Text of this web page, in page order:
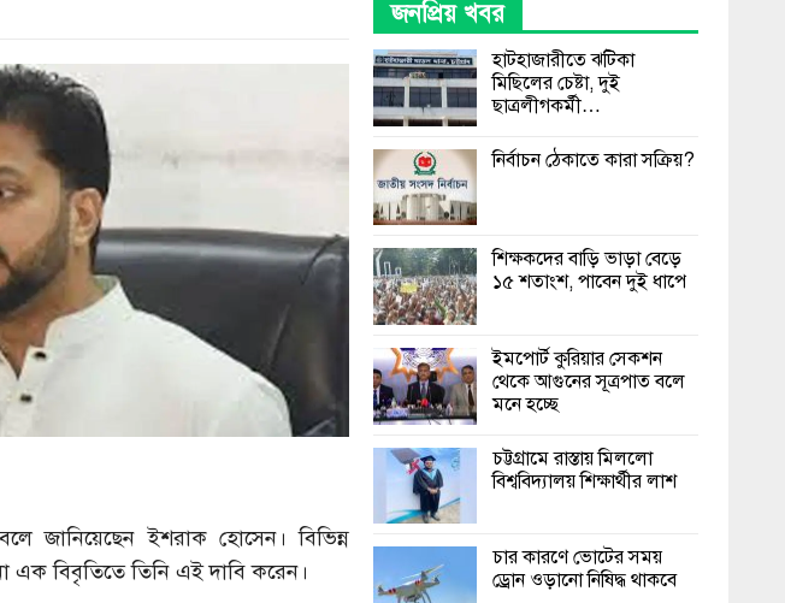
জানিয়েছেন ইশরাক হোসেন। বিভিন্ন
এক বিবৃতিতে তিনি এই দাবি করেন।
জনপ্রিয় খবর
হাটহাজারীতে ঝটিকা
মিছিলের চেষ্টা, দুই
ছাত্রলীগকর্মী…
নির্বাচন ঠেকাতে কারা সক্রিয়?
শিক্ষকদের বাড়ি ভাড়া বেড়ে
১৫ শতাংশ, পাবেন দুই ধাপে
ইমপোর্ট কুরিয়ার সেকশন
থেকে আগুনের সূত্রপাত বলে
মনে হচ্ছে
চট্টগ্রামে রাস্তায় মিললো
বিশ্ববিদ্যালয় শিক্ষার্থীর লাশ
চার কারণে ভোটের সময়
ড্রোন ওড়ানো নিষিদ্ধ থাকবে